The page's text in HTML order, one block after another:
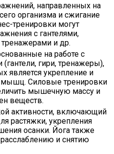
направленных на
организма и сжигание
тренировки могут
с гантелями,
и др.
на работе с
гири, тренажеры),
является укрепление и
мышц. Силовые тренировки
мышечную массу и
веществ.
активности, включающий
растяжки, укрепления
осанки. Йога также
расслаблению и снятию